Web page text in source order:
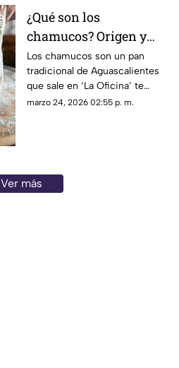
¿Qué son los
chamucos? Origen y
preparación del
tradicional pan de
Aguascalientes que
sale en ‘La Oficina’
Los chamucos son un pan
tradicional de Aguascalientes
que sale en ‘La Oficina’ te
contamos más sobre el
marzo 24, 2026 02:55 p. m.
Ver más